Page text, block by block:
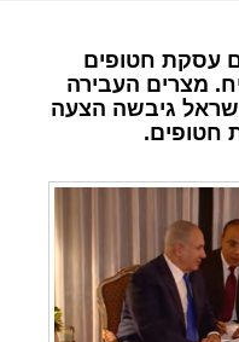
עסקת חטופים
מצרים העבירה
גיבשה הצעה
חטופים.